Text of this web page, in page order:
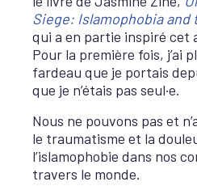
Siege: Islamophobia and
qui a en partie inspiré cet
Pour la première fois, j’ai
fardeau que je portais
que je n’étais pas seul·e.
Nous ne pouvons pas et
le traumatisme et la
l’islamophobie dans nos
travers le monde.